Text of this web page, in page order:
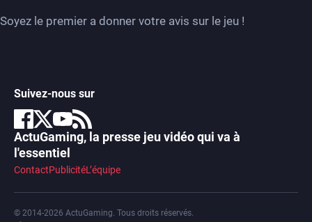
Soyez le premier a donner votre avis sur le jeu !
Suivez-nous sur
ActuGaming, la presse jeu vidéo qui va à
l'essentiel
ContactPublicitéL’équipe
© 2014-2026 ActuGaming. Tous droits réservés.